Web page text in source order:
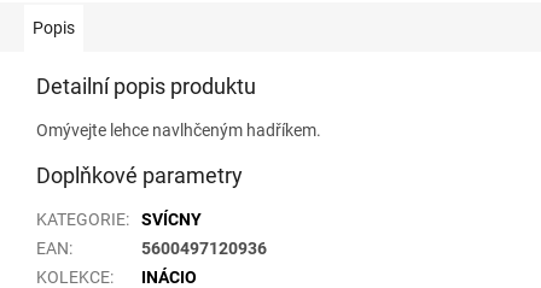
Popis
Detailní popis produktu
Omývejte lehce navlhčeným hadříkem.
Doplňkové parametry
KATEGORIE:
SVÍCNY
EAN:
5600497120936
KOLEKCE:
INÁCIO